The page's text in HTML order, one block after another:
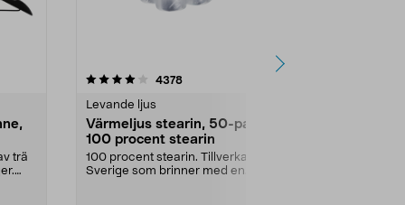
trä
4378recensioner
Levande ljus
Värmeljus stearin, 50-pack,
100 procent stearin
100 procent stearin. Tillverkade i
Sverige som brinner med en
4.5av 5 stjärnor